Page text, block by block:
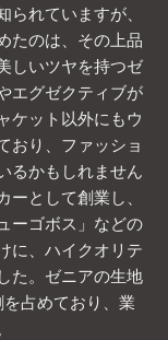
られていますが、
たのは、その上品
しいツヤを持つゼ
エグゼクティブが
ケット以外にもウ
おり、ファッショ
るかもしれません
として創業し、
ーゴボス」などの
に、ハイクオリテ
た。ゼニアの生地
占めており、業